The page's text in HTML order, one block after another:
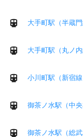
大手町駅（半蔵
大手町駅（丸ノ
小川町駅（新宿
御茶ノ水駅（中
御茶ノ水駅（総